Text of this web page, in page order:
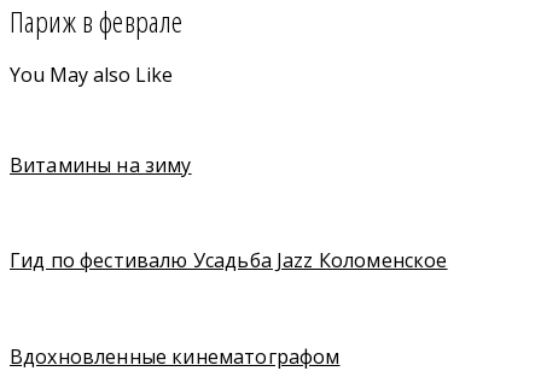
Париж в феврале
You May also Like
Витамины на зиму
Гид по фестивалю Усадьба Jazz Коломенское
Вдохновленные кинематографом